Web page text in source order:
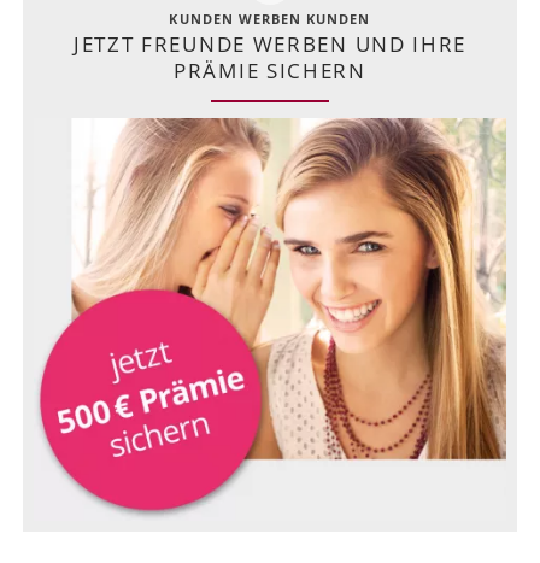
KUNDEN WERBEN KUNDEN
JETZT FREUNDE WERBEN UND IHRE
PRÄMIE SICHERN